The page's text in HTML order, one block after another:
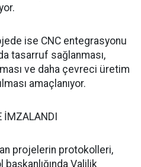
ise CNC entegrasyonu
tasarruf sağlanması,
ve daha çevreci üretim
amaçlanıyor.
İMZALANDI
projelerin protokolleri,
Valilik